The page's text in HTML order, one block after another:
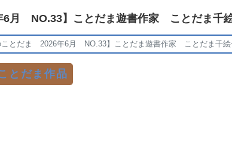
6月 NO.33】ことだま遊書作家 ことだま千
ことだま 2026年6月 NO.33】ことだま遊書作家 ことだま千
とだま作品